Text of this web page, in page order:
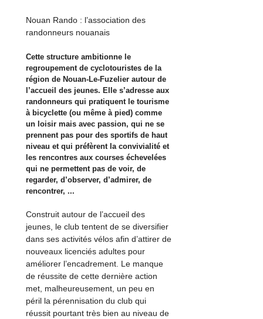
Nouan Rando : l’association des
randonneurs nouanais
Cette structure ambitionne le
regroupement de cyclotouristes de la
région de Nouan-Le-Fuzelier autour de
l’accueil des jeunes. Elle s’adresse aux
randonneurs qui pratiquent le tourisme
à bicyclette (ou même à pied) comme
un loisir mais avec passion, qui ne se
prennent pas pour des sportifs de haut
niveau et qui préfèrent la convivialité et
les rencontres aux courses échevelées
qui ne permettent pas de voir, de
regarder, d’observer, d’admirer, de
rencontrer, ...
Construit autour de l’accueil des
jeunes, le club tentent de se diversifier
dans ses activités vélos afin d’attirer de
nouveaux licenciés adultes pour
améliorer l’encadrement. Le manque
de réussite de cette dernière action
met, malheureusement, un peu en
péril la pérennisation du club qui
réussit pourtant très bien au niveau de